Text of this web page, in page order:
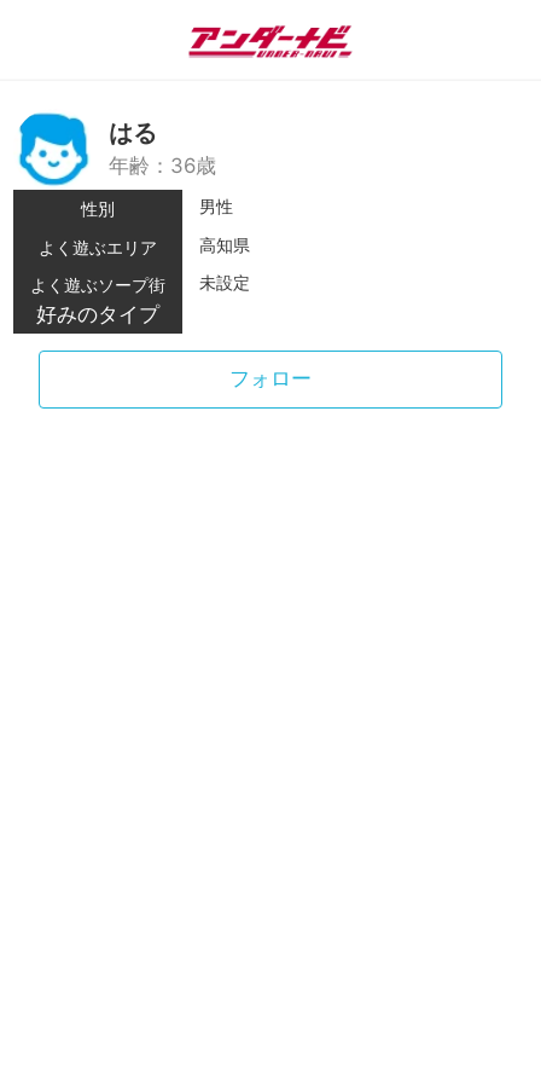
はる
年齢：36歳
性別
男性
よく遊ぶエリア
高知県
よく遊ぶソープ街
未設定
好みのタイプ
フォロー